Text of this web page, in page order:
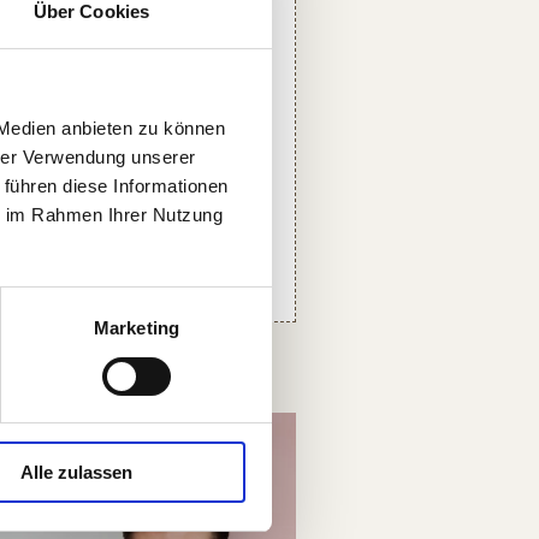
Über Cookies
anbieten zu können
Verwendung unserer
diese Informationen
Rahmen Ihrer Nutzung
Marketing
Alle zulassen
die